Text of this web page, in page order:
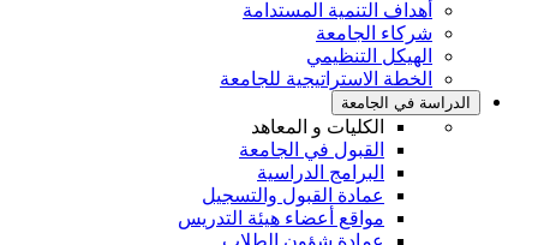
أهداف التنمية المستدامة
شركاء الجامعة
الهيكل التنظيمي
الخطة الاستراتيجية للجامعة
الدراسة في الجامعة
الكليات و المعاهد
القبول في الجامعة
البرامج الدراسية
عمادة القبول والتسجيل
مواقع أعضاء هيئة التدريس
عمادة شؤون الطلاب